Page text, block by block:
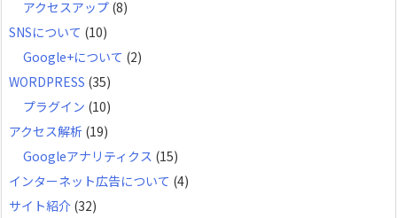
アクセスアップ (8)
SNSについて (10)
Google+について (2)
WORDPRESS (35)
プラグイン (10)
アクセス解析 (19)
Googleアナリティクス (15)
インターネット広告について (4)
サイト紹介 (32)